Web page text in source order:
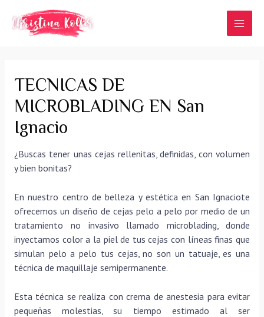
contenido
TECNICAS DE
MICROBLADING EN San
Ignacio
¿Buscas tener unas cejas rellenitas, definidas, con volumen
y bien bonitas?
En nuestro centro de belleza y estética en San Ignaciote
ofrecemos un diseño de cejas pelo a pelo por medio de un
tratamiento no invasivo llamado microblading, donde
inyectamos color a la piel de tus cejas con líneas finas que
simulan pelo a pelo tus cejas, no son un tatuaje, es una
técnica de maquillaje semipermanente.
Esta técnica se realiza con crema de anestesia para evitar
pequeñas molestias, su tiempo estimado al ser